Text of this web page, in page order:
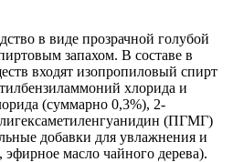
в виде прозрачной голубой
запахом. В составе в
входят изопропиловый спирт
хлорида и
(суммарно 0,3%), 2-
(ПГМГ)
добавки для увлажнения и
масло чайного дерева).